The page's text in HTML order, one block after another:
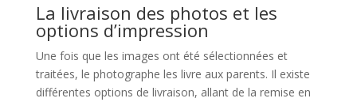
La livraison des photos et les
options d’impression
Une fois que les images ont été sélectionnées et
traitées, le photographe les livre aux parents. Il existe
différentes options de livraison, allant de la remise en